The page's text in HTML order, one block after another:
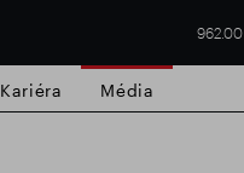
962.00
Kariéra Média